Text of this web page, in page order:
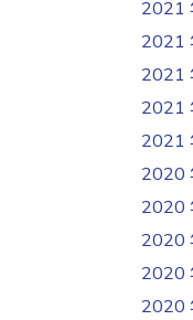
2021
2021
2021
2021
2021
2020
2020
2020
2020
2020